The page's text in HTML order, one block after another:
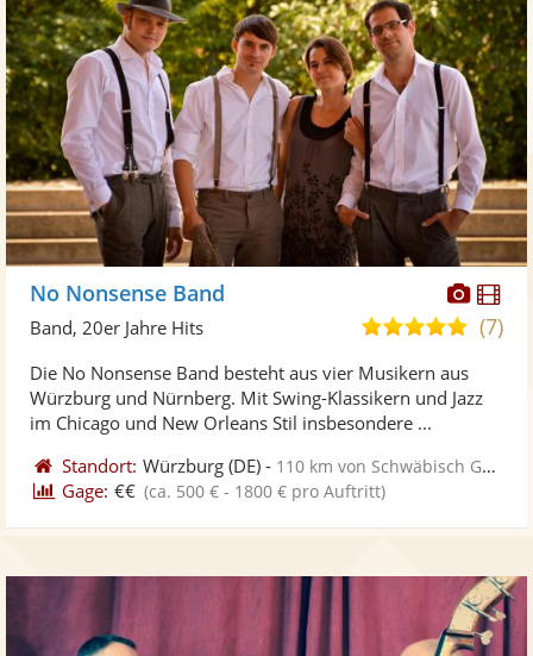
No Nonsense Band
5,0
5
(7)
Band, 20er Jahre Hits
Die No Nonsense Band besteht aus vier Musikern aus
Würzburg und Nürnberg. Mit Swing-Klassikern und Jazz
im Chicago und New Orleans Stil insbesondere ...
Standort: Würzburg (DE) - 110 km von Schwäbisch Gmünd
Gage: €€ (ca. 500 € - 1800 € pro Auftritt)